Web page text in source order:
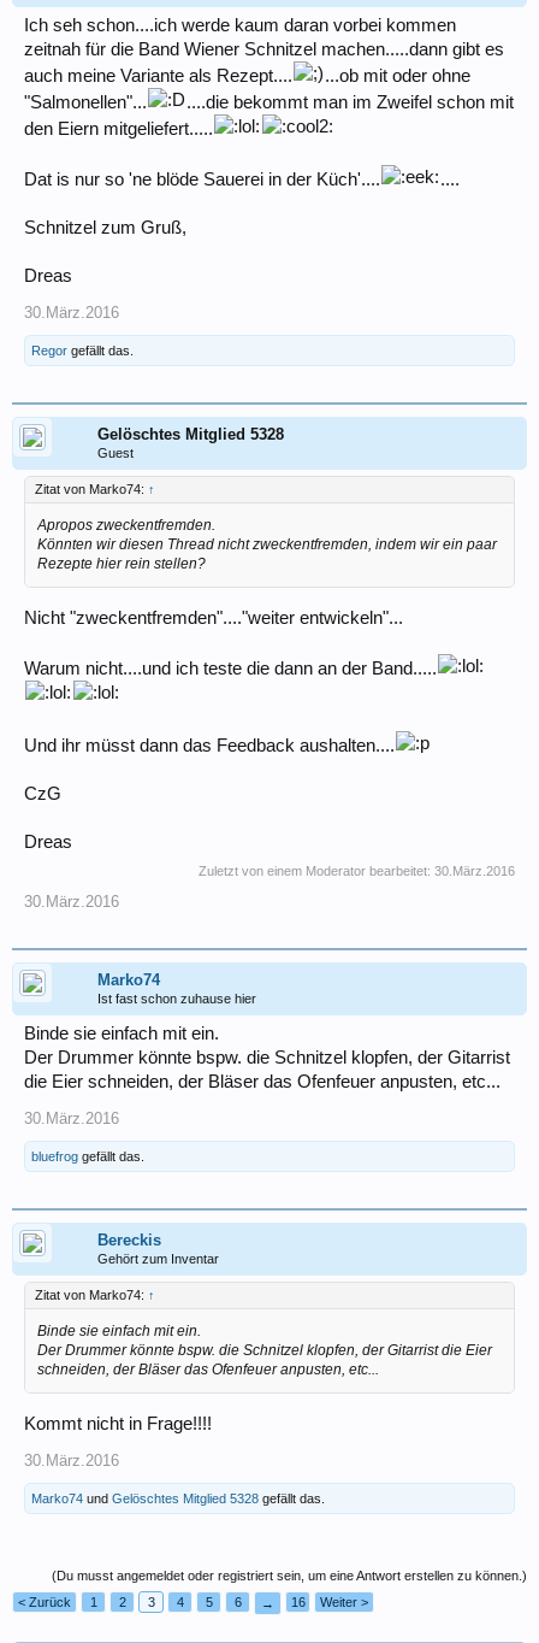
Ich seh schon....ich werde kaum daran vorbei kommen
zeitnah für die Band Wiener Schnitzel machen.....dann gibt es
auch meine Variante als Rezept....
...ob mit oder ohne
"Salmonellen"...
....die bekommt man im Zweifel schon mit
den Eiern mitgeliefert.....
Dat is nur so 'ne blöde Sauerei in der Küch'.... ....
Schnitzel zum Gruß,
Dreas
30.März.2016
Regor gefällt das.
Gelöschtes Mitglied 5328
Guest
Zitat von Marko74: ↑
Apropos zweckentfremden.
Könnten wir diesen Thread nicht zweckentfremden, indem wir ein paar
Rezepte hier rein stellen?
Nicht "zweckentfremden"...."weiter entwickeln"...
Warum nicht....und ich teste die dann an der Band.....
Und ihr müsst dann das Feedback aushalten....
CzG
Dreas
Zuletzt von einem Moderator bearbeitet: 30.März.2016
30.März.2016
Marko74
Ist fast schon zuhause hier
Binde sie einfach mit ein.
Der Drummer könnte bspw. die Schnitzel klopfen, der Gitarrist
die Eier schneiden, der Bläser das Ofenfeuer anpusten, etc...
30.März.2016
bluefrog gefällt das.
Bereckis
Gehört zum Inventar
Zitat von Marko74: ↑
Binde sie einfach mit ein.
Der Drummer könnte bspw. die Schnitzel klopfen, der Gitarrist die Eier
schneiden, der Bläser das Ofenfeuer anpusten, etc...
Kommt nicht in Frage!!!!
30.März.2016
Marko74 und Gelöschtes Mitglied 5328 gefällt das.
(Du musst angemeldet oder registriert sein, um eine Antwort erstellen zu können.)
< Zurück
1 2 3 4 5 6 → 16 Weiter >